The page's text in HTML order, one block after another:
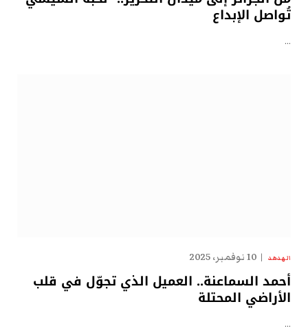
تُواصل الإبداع
…
الهدهد 10 نوفمبر، 2025
أحمد السماعنة.. العميل الذي تجوّل في قلب
الأراضي المحتلة
…